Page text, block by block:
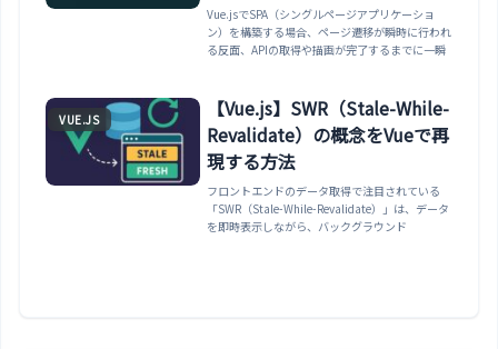
Vue.jsでSPA（シングルページアプリケーショ
ン）を構築する場合、ページ遷移が瞬時に行われ
る反面、APIの取得や描画が完了するまでに一瞬
VUE.JS
【Vue.js】SWR（Stale-While-
Revalidate）の概念をVueで再
現する方法
フロントエンドのデータ取得で注目されている
「SWR（Stale-While-Revalidate）」は、データ
を即時表示しながら、バックグラウンド